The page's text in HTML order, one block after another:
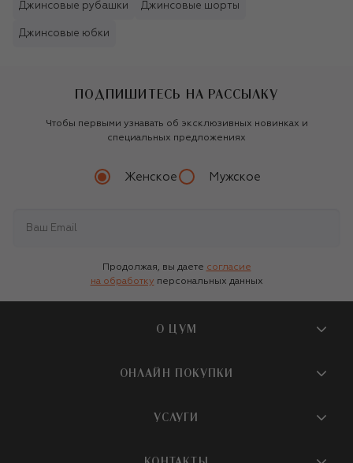
Джинсовые рубашки Джинсовые шорты
Джинсовые юбки
ПОДПИШИТЕСЬ НА РАССЫЛКУ
Чтобы первыми узнавать об эксклюзивных новинках и
специальных предложениях
Женское Мужское
Продолжая, вы даете согласие
на обработку персональных данных
О ЦУМ
О магазине
Бутики и ПВЗ ЦУМ
ОНЛАЙН ПОКУПКИ
УСЛУГИ